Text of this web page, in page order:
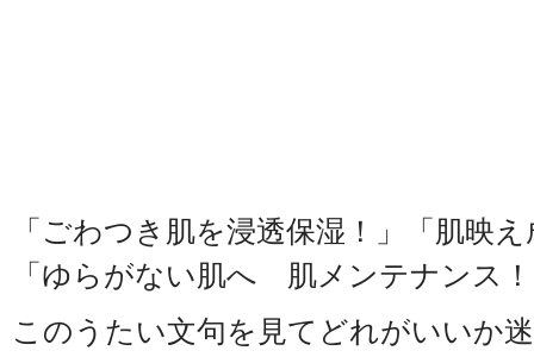
「ごわつき肌を浸透保湿！」「肌映
「ゆらがない肌へ 肌メンテナンス
このうたい文句を見てどれがいいか